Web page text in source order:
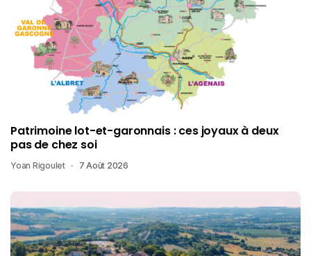
Patrimoine lot-et-garonnais : ces joyaux à deux
pas de chez soi
Yoan Rigoulet 7 Août 2026